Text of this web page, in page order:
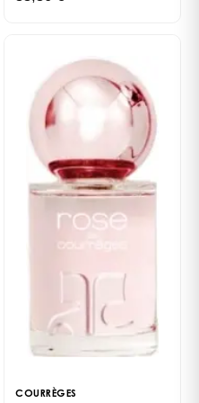
levemente salgado.
para uma ilha
em torno de
é bela. Transporta-
branca, cujos grãos
pela frescura da
mais complexo.
almiscarado
do oceano e que
ao sabor das ondas e
um frasco de
COURRÈGES